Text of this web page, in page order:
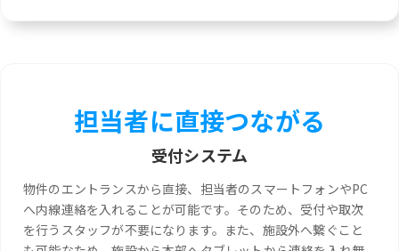
担当者に直接つながる
受付システム
物件のエントランスから直接、担当者のスマートフォンやPC
へ内線連絡を入れることが可能です。そのため、受付や取次
を行うスタッフが不要になります。また、施設外へ繋ぐこと